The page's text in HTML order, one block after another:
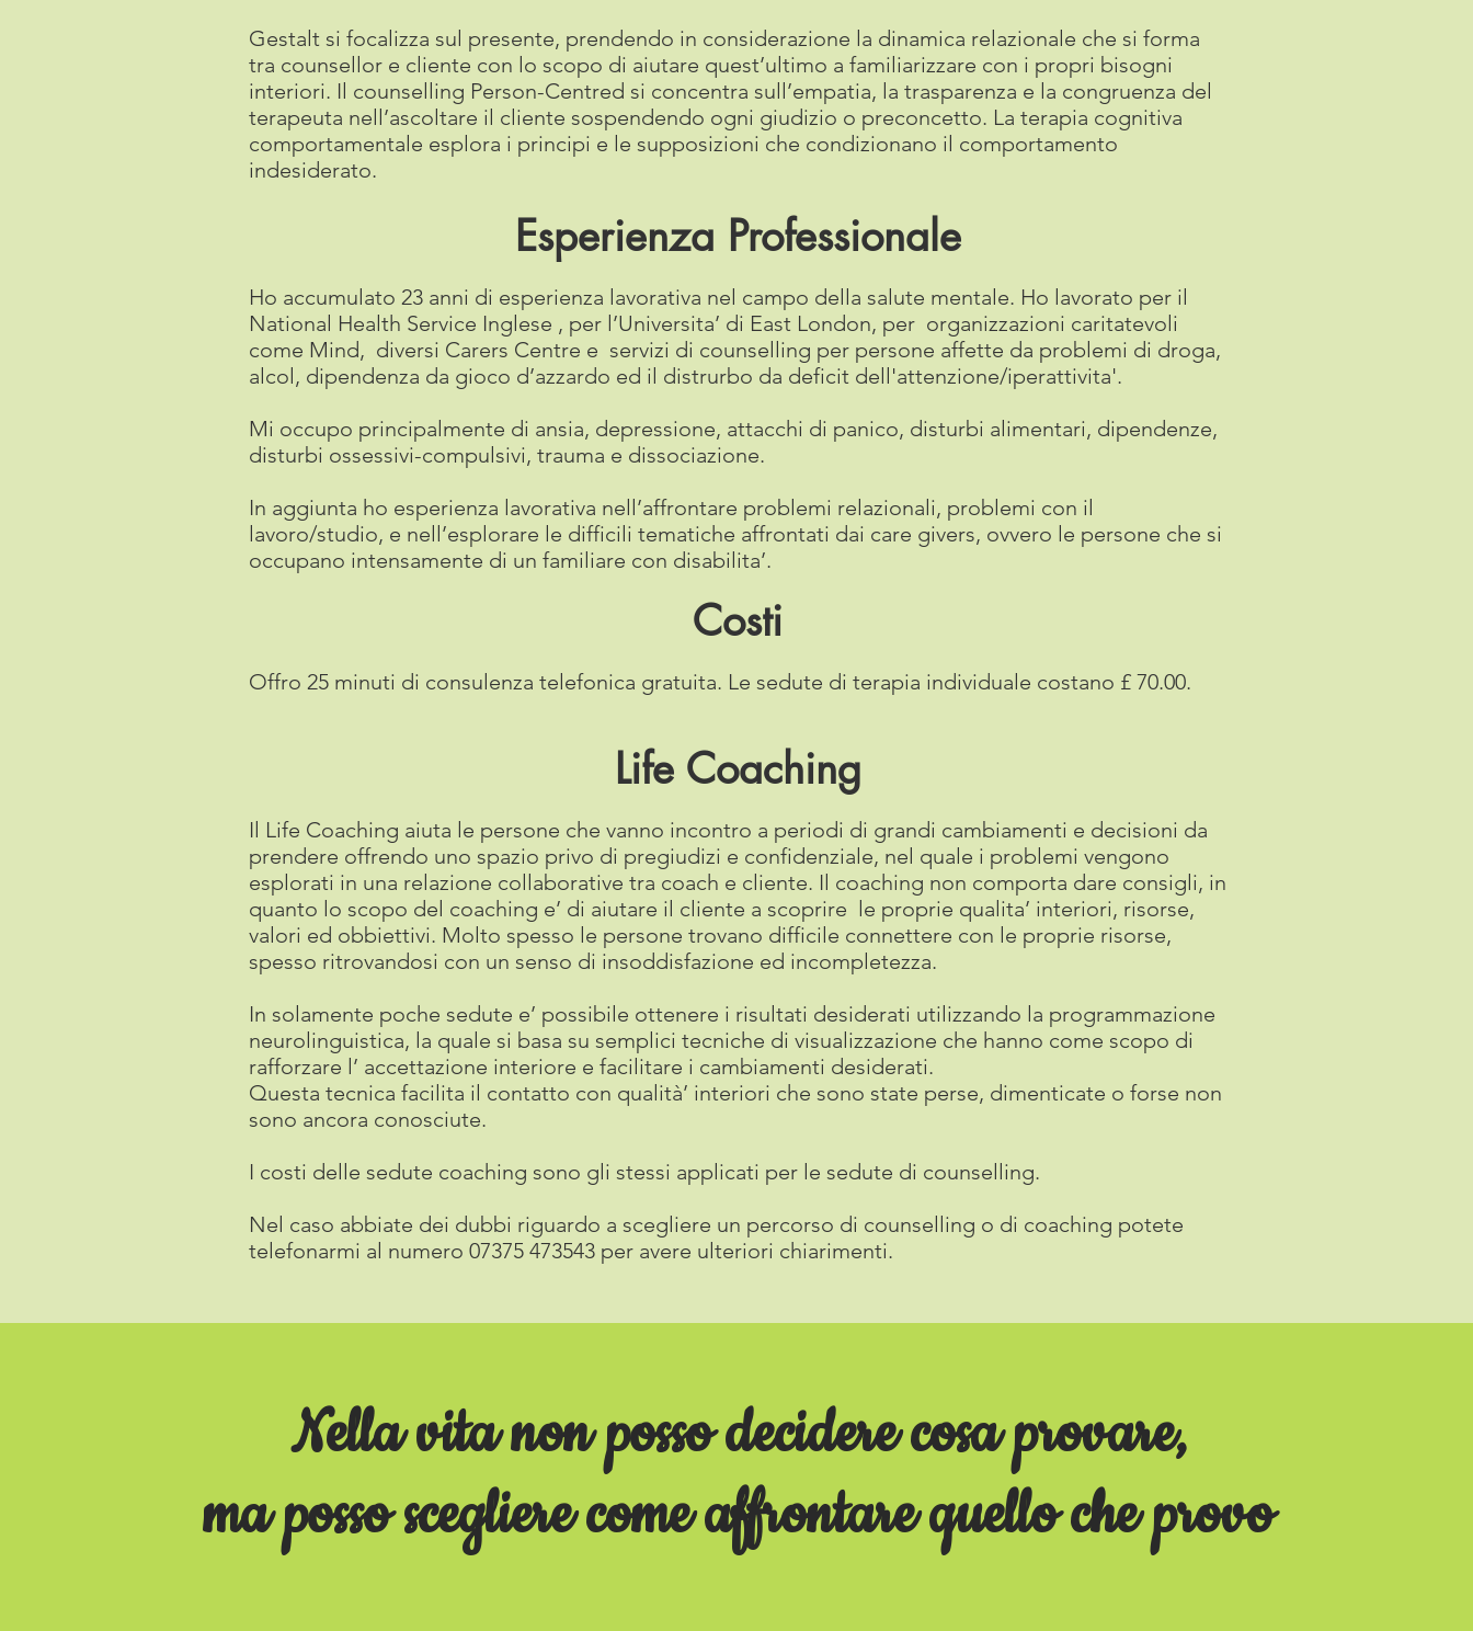
Gestalt si focalizza sul presente, prendendo in considerazione la dinamica relazionale che si forma
tra counsellor e cliente con lo scopo di aiutare quest’ultimo a familiarizzare con i propri bisogni
interiori. Il counselling Person-Centred si concentra sull’empatia, la trasparenza e la congruenza del
terapeuta nell’ascoltare il cliente sospendendo ogni giudizio o preconcetto. La terapia cognitiva
comportamentale esplora i principi e le supposizioni che condizionano il comportamento
indesiderato.
Esperienza Professionale
Ho accumulato 23 anni di esperienza lavorativa nel campo della salute mentale. Ho lavorato per il
National Health Service Inglese , per l’Universita’ di East London, per organizzazioni caritatevoli
come Mind, diversi Carers Centre e servizi di counselling per persone affette da problemi di droga,
alcol, dipendenza da gioco d’azzardo ed il distrurbo da deficit dell'attenzione/iperattivita'.
Mi occupo principalmente di ansia, depressione, attacchi di panico, disturbi alimentari, dipendenze,
disturbi ossessivi-compulsivi, trauma e dissociazione.
In aggiunta ho esperienza lavorativa nell’affrontare problemi relazionali, problemi con il
lavoro/studio, e nell’esplorare le difficili tematiche affrontati dai care givers, ovvero le persone che si
occupano intensamente di un familiare con disabilita’.
Costi
Offro 25 minuti di consulenza telefonica gratuita. Le sedute di terapia individuale costano £ 70.00.
Life Coaching
Il Life Coaching aiuta le persone che vanno incontro a periodi di grandi cambiamenti e decisioni da
prendere offrendo uno spazio privo di pregiudizi e confidenziale, nel quale i problemi vengono
esplorati in una relazione collaborative tra coach e cliente. Il coaching non comporta dare consigli, in
quanto lo scopo del coaching e’ di aiutare il cliente a scoprire le proprie qualita’ interiori, risorse,
valori ed obbiettivi. Molto spesso le persone trovano difficile connettere con le proprie risorse,
spesso ritrovandosi con un senso di insoddisfazione ed incompletezza.
In solamente poche sedute e’ possibile ottenere i risultati desiderati utilizzando la programmazione
neurolinguistica, la quale si basa su semplici tecniche di visualizzazione che hanno come scopo di
rafforzare l’ accettazione interiore e facilitare i cambiamenti desiderati.
Questa tecnica facilita il contatto con qualità’ interiori che sono state perse, dimenticate o forse non
sono ancora conosciute.
I costi delle sedute coaching sono gli stessi applicati per le sedute di counselling.
Nel caso abbiate dei dubbi riguardo a scegliere un percorso di counselling o di coaching potete
telefonarmi al numero 07375 473543 per avere ulteriori chiarimenti.
Nella vita non posso decidere cosa provare,
ma posso scegliere come affrontare quello che provo